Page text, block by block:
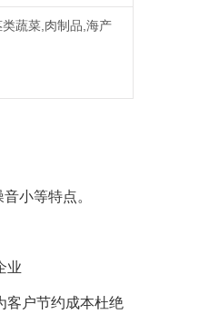
蔬菜,肉制品,海产
小等特点。
业
户节约成本杜绝